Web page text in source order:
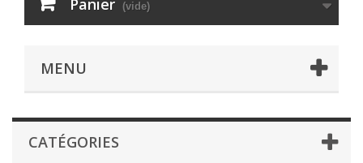
Panier (vide)
MENU
CATÉGORIES